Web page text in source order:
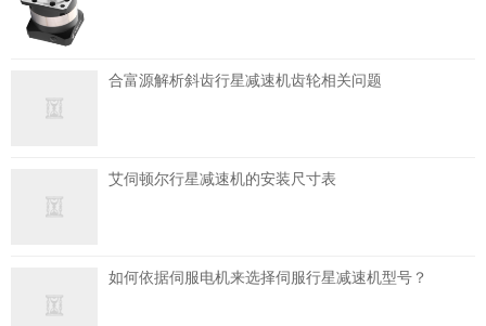
合富源解析斜齿行星减速机齿轮相关问题
艾伺顿尔行星减速机的安装尺寸表
如何依据伺服电机来选择伺服行星减速机型号？